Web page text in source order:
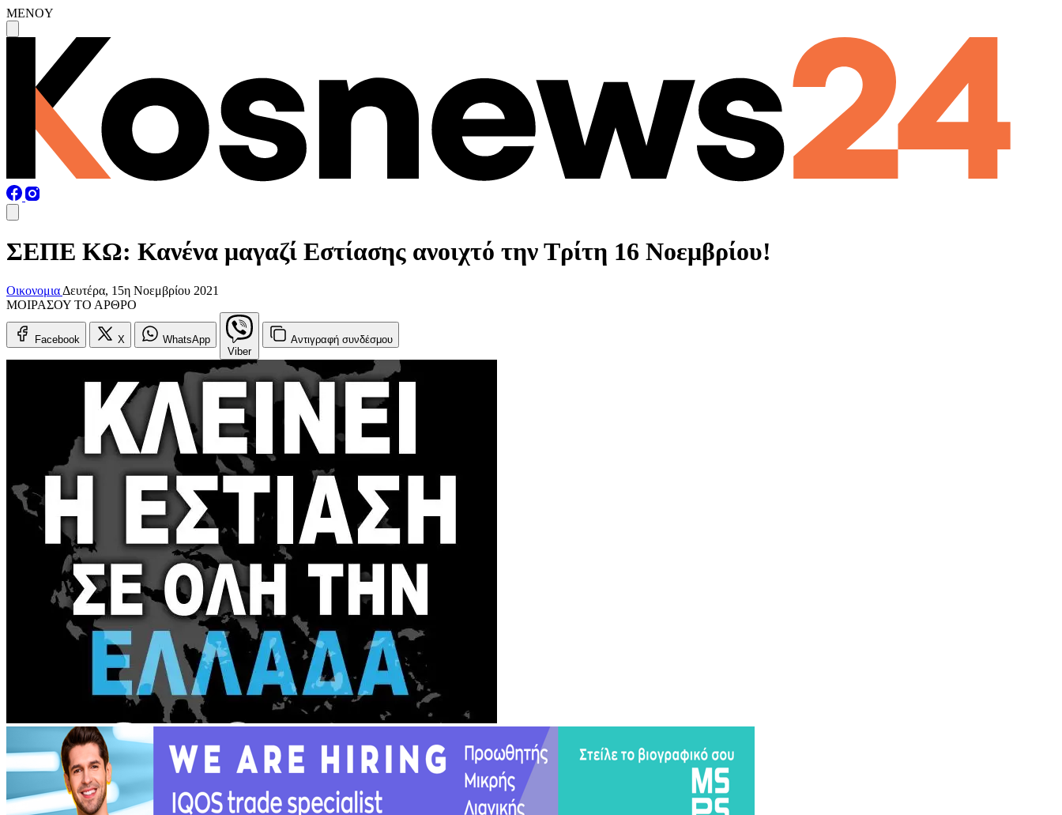
MENOY
ΣΕΠΕ ΚΩ: Κανένα μαγαζί Εστίασης ανοιχτό την Τρίτη 16 Νοεμβρίου!
Οικονομια Δευτέρα, 15η Νοεμβρίου 2021
ΜΟΙΡΑΣΟΥ ΤΟ ΑΡΘΡΟ
Facebook X
WhatsApp
Viber
Αντιγραφή συνδέσμου